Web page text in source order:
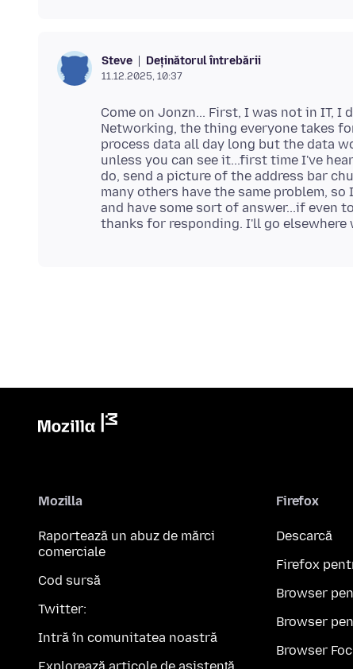
Steve Deținătorul întrebării
11.12.2025, 10:37
Come on Jonzn... First, I was not in IT,
Networking, the thing everyone takes
process data all day long but the data
unless you can see it...first time I've
do, send a picture of the address bar
many others have the same problem,
and have some sort of answer...if even
Mozilla
Raportează un abuz de mărci
comerciale
Cod sursă
Twitter:
Intră în comunitatea noastră
Firefox
Descarcă
Firefox
Browser
Browser
Browser